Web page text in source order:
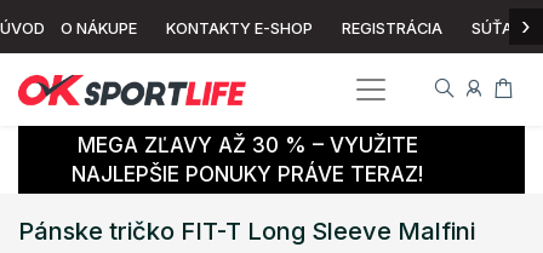
ÚVOD O NÁKUPE KONTAKTY E-SHOP REGISTRÁCIA SÚŤAŽ ›
MEGA ZĽAVY AŽ 30 % – VYUŽITE
NAJLEPŠIE PONUKY PRÁVE TERAZ!
Pánske tričko FIT-T Long Sleeve Malfini